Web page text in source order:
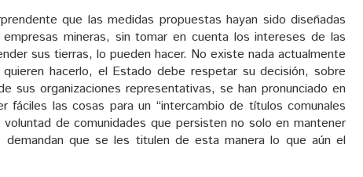
que las medidas propuestas hayan sido diseñadas
mineras, sin tomar en cuenta los intereses de las
sus tierras, lo pueden hacer. No existe nada actualmente
hacerlo, el Estado debe respetar su decisión, sobre
sus organizaciones representativas, se han pronunciado en
las cosas para un “intercambio de títulos comunales
de comunidades que persisten no solo en mantener
que se les titulen de esta manera lo que aún el